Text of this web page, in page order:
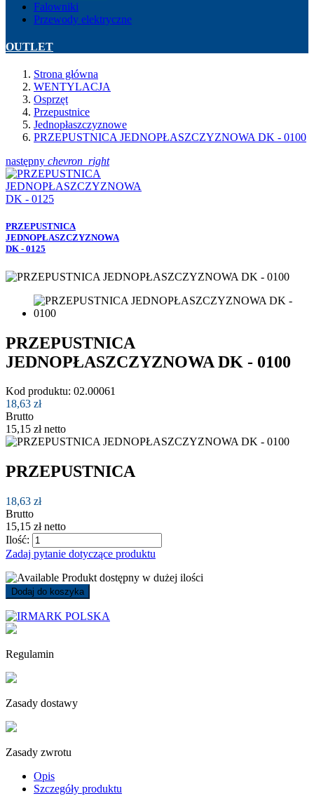
Falowniki
Przewody elektryczne
OUTLET
Strona główna
WENTYLACJA
Osprzęt
Przepustnice
Jednopłaszczyznowe
PRZEPUSTNICA JEDNOPŁASZCZYZNOWA DK - 0100
następny chevron_right
PRZEPUSTNICA
JEDNOPŁASZCZYZNOWA
DK - 0125
PRZEPUSTNICA
JEDNOPŁASZCZYZNOWA DK - 0100
Kod produktu: 02.00061
18,63 zł
Brutto
15,15 zł netto
PRZEPUSTNICA
18,63 zł
Brutto
15,15 zł netto
Ilość:
Zadaj pytanie dotyczące produktu
Produkt dostępny w dużej ilości
Dodaj do koszyka
Regulamin
Zasady dostawy
Zasady zwrotu
Opis
Szczegóły produktu